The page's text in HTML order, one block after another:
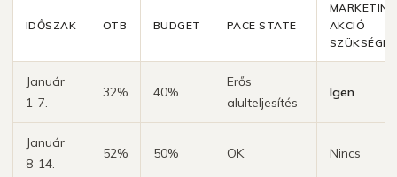
IDŐSZAK OTB BUDGET PACE STATE
AKCIÓ
Január
1-7.
32% 40%
Erős
alulteljesítés
Igen
Január
8-14.
52% 50% OK Nincs